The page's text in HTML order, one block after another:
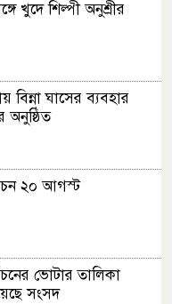
খুদে শিল্পী অনুশ্রীর
বিন্না ঘাসের ব্যবহার
অনুষ্ঠিত
২০ আগস্ট
ভোটার তালিকা
সংসদ